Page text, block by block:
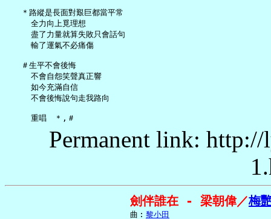
   ＊路縱是長面對艱巨都當平常
     全力向上覓理想
     盡了力量就算失敗只會話句
     輸了運氣不必痛傷
   ＃生平不會後悔
     不會自怨笑聲真正響
     如今充滿自信
     不會後悔說句走我路向
Permanent link:
劍伴誰在 - 梁朝偉／梅
     曲︰
黎小田